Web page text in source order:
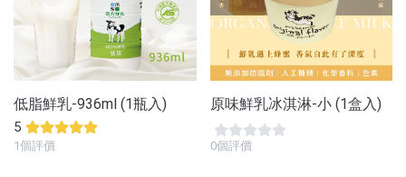
低脂鮮乳-936ml (1瓶入)
5
1個評價
原味鮮乳冰淇淋-小 (1盒入)
0個評價